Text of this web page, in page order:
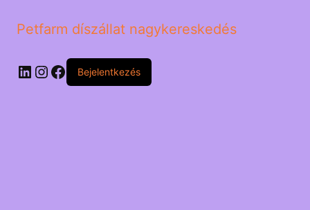
Petfarm díszállat nagykereskedés
LinkedIn
Instagram
Facebook
Bejelentkezés